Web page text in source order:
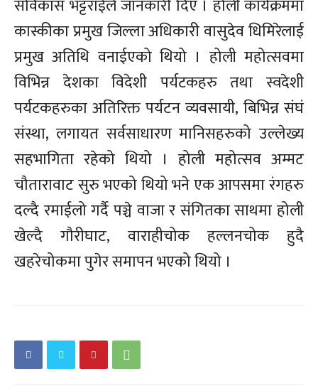
सविकास भट्टराईले जानकारी दिए । होली कार्यक्रममा
कास्कीका प्रमुख जिल्ला अधिकारी वासुदेव धिमिरेलाई
प्रमुख अतिथि वनाईएको थियो । होली महोत्सवमा
विभिन्न देशका विदेशी पर्यटकहरु तथा स्वदेशी
पर्यटकहरुका अतिरिक्त पर्यटन व्यवसायी, बिभिन्न संघं
संस्था, लगायत सर्वसाधारण मानिसहरुको उल्लेख्य
सहभागिता रहेको थियो । होली महोत्सव अम्मट
चौतारावाट सुरु भएको थियो भने एक आपसमा रंगहरु
दल्दै रमाईलो गर्दै पञ्चे वाजा र संगितका साथमा होली
खेल्दै गौरीघाट, वाराहीचोक हल्लनचोक हुदै
खहरेचोकमा पुगेर समापन भएको थियो ।